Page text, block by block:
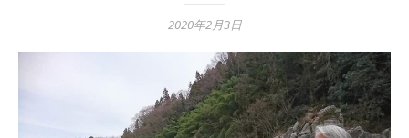
2020年2月3日